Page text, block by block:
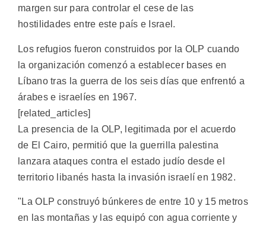
margen sur para controlar el cese de las
hostilidades entre este país e Israel.
Los refugios fueron construidos por la OLP cuando
la organización comenzó a establecer bases en
Líbano tras la guerra de los seis días que enfrentó a
árabes e israelíes en 1967.
[related_articles]
La presencia de la OLP, legitimada por el acuerdo
de El Cairo, permitió que la guerrilla palestina
lanzara ataques contra el estado judío desde el
territorio libanés hasta la invasión israelí en 1982.
"La OLP construyó búnkeres de entre 10 y 15 metros
en las montañas y las equipó con agua corriente y